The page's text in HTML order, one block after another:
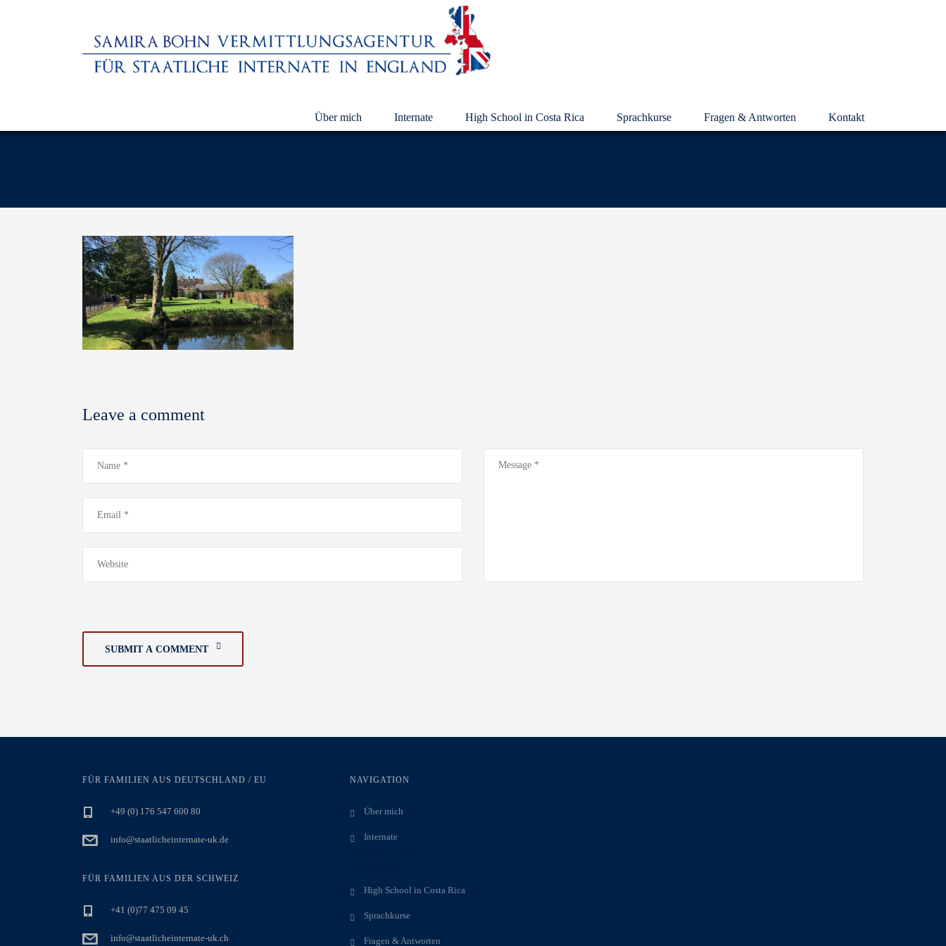
Über mich Internate High School in Costa Rica Sprachkurse Fragen & Antworten Kontakt
Leave a comment
SUBMIT A COMMENT
FÜR FAMILIEN AUS DEUTSCHLAND / EU
+49 (0) 176 547 600 80
info@staatlicheinternate-uk.de
FÜR FAMILIEN AUS DER SCHWEIZ
+41 (0)77 475 09 45
info@staatlicheinternate-uk.ch
NAVIGATION
Über mich
Internate
High School in Costa Rica
Sprachkurse
Fragen & Antworten